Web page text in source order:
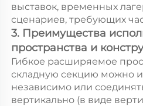
выставок, временных
сценариев, требующих
3. Преимущества
пространства и
Гибкое расширяемое
складную секцию можно
независимо или
вертикально (в виде